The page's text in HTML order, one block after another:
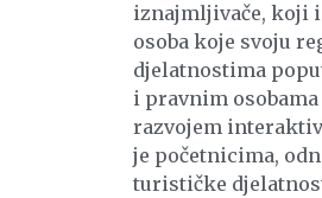
iznajmljivače, koji
osoba koje svoju
djelatnostima
i pravnim
razvojem
je početnicima,
turističke